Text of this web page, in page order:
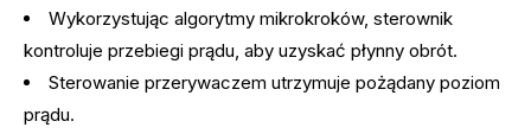
Wykorzystując algorytmy mikrokroków, sterownik
kontroluje przebiegi prądu, aby uzyskać płynny obrót.
Sterowanie przerywaczem utrzymuje pożądany poziom
prądu.